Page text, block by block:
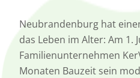
Neubrandenburg hat
das Leben im Alter: Am 1.
Familienunternehmen
Monaten Bauzeit sein